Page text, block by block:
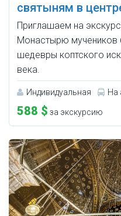
святыням в
Приглашаем на
Монастырю мучеников
шедевры коптского
века.
Индивидуальная На
588 $ за экскурсию